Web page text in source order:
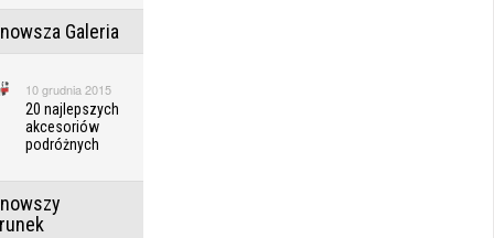
Galeria
10 grudnia 2015
20 najlepszych
akcesoriów
podróżnych